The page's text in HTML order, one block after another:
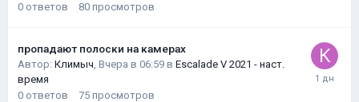
0 ответов 80 просмотров
пропадают полоски на камерах
Автор: Климыч, Вчера в 06:59 в Escalade V 2021 - наст.
время
0 ответов 75 просмотров